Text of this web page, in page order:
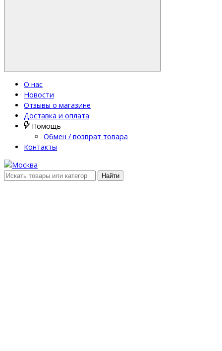
О нас
Новости
Отзывы о магазине
Доставка и оплата
Помощь
Обмен / возврат товара
Контакты
Найти